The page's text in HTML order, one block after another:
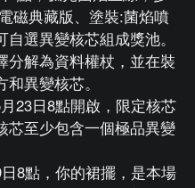
磁典藏版、塗裝:菌焰噴
選異變核芯組成獎池。
分解為資料權杖，並在裝
異變核芯。
23日8點開啟，限定核芯
芯至少包含一個極品異變
8點，你的裙擺，是本場